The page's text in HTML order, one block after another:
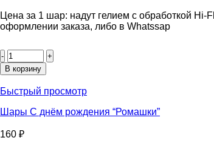
Цена за 1 шар: надут гелием с обработкой
оформлении заказа, либо в Whatssap
товара
Шары
днём
“Звёзды
В корзину
Быстрый просмотр
Шары С днём рождения “Ромашки”
160 ₽